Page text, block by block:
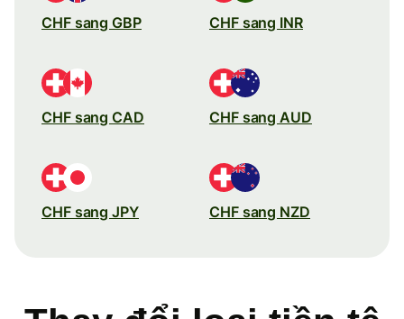
CHF sang GBP CHF sang INR
CHF sang CAD CHF sang AUD
CHF sang JPY CHF sang NZD